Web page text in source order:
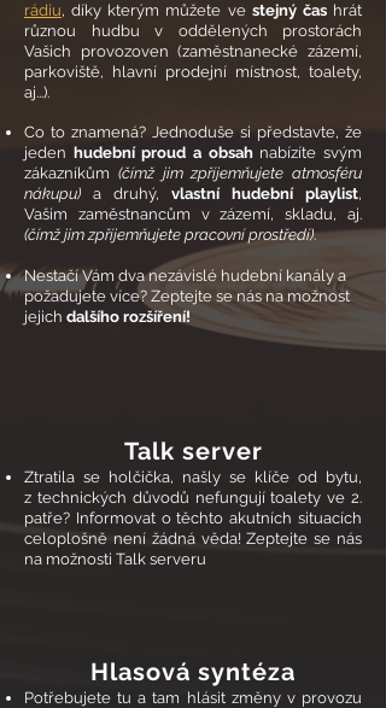
rádiu, díky kterým můžete ve stejný čashrát
různou hudbu v oddělených prostorách
Vašich provozoven (zaměstnanecké zázemí,
parkoviště, hlavní prodejní místnost, toalety,
aj...).
Co to znamená? Jednoduše si představte, že
jeden hudební proud a obsahnabízíte svým
zákazníkům (čímž jim zpříjemňujete atmosféru
nákupu) a druhý, vlastní hudební playlist,
Vašim zaměstnancům v zázemí, skladu, aj.
(čímž jim zpříjemňujete pracovní prostředí).
Nestačí Vám dva nezávislé hudební kanály a
požadujete více? Zeptejte se nás na možnost
jejich dalšího rozšíření!
Talk server
Ztratila se holčička, našly se klíče od bytu,
z technických důvodů nefungují toalety ve 2.
patře? Informovat o těchto akutních situacích
celoplošně není žádná věda! Zeptejte se nás
na možnosti Talk serveru
Hlasová syntéza
Potřebujete tu a tam hlásit změny v provozu